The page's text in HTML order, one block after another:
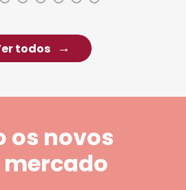
todos
os novos